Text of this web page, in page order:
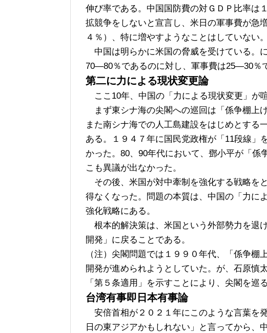
伸び率である。中国国防費の対ＧＤＰ比率は
拡競争をしないと宣言し、米日の軍事費が急
４％）、特に増やすようなことはしていない。
中国は明らかに米国の脅威を受けている。
70―80％であるのに対し、軍事費は25―30％
第二に力による現状変更論
ここ10年、中国の「力による現状変更」が
まず東シナ海の尖閣への巡回は「係争棚上
また南シナ海での人工島建設をはじめとする
ある。１９４７年に国民党政権が「11段線」
かった。80、90年代において、鄧小平が「
こも異議が出なかった。
その後、米国が対中牽制を強化する戦略を
得なくなった。問題の本質は、中国の「力に
強化戦略にある。
根本的解決策は、米国という外部勢力を退
開発」に戻ることである。
（注）尖閣問題では１９９０年代、「係争棚
開発が進められようとしていた。が、石原慎
「第５条適用」を示すことにより、尖閣を巡
台湾有事即日本有事論
安倍首相が２０２１年にこのような言葉を
日の東アジアかもしれない」と言ってから、